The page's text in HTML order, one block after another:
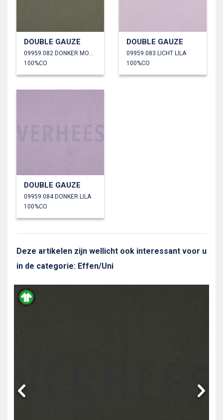
DOUBLE GAUZE
09959.082 DONKER MOSGROEN
100%CO
DOUBLE GAUZE
09959.083 LICHT LILA
100%CO
DOUBLE GAUZE
09959.084 DONKER LILA
100%CO
Deze artikelen zijn wellicht ook interessant voor u
in de categorie: Effen/Uni